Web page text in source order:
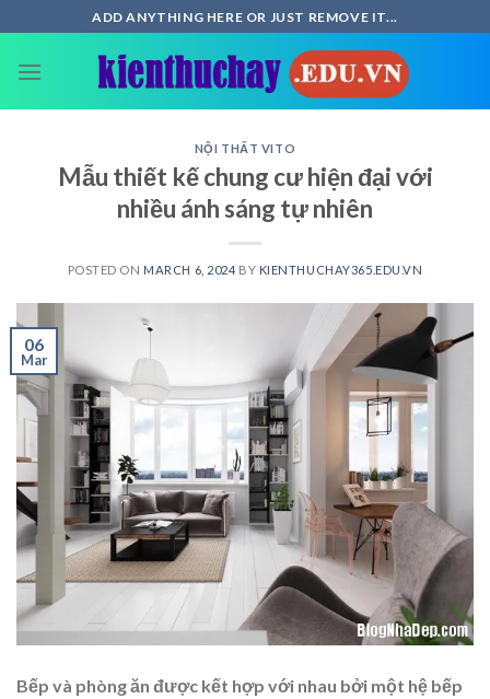
to
content
ADD ANYTHING HERE OR JUST REMOVE IT...
NỘI THẤT VITO
Mẫu thiết kế chung cư hiện đại với
nhiều ánh sáng tự nhiên
POSTED ON MARCH 6, 2024 BY KIENTHUCHAY365.EDU.VN
06
Mar
Bếp và phòng ăn được kết hợp với nhau bởi một hệ bếp